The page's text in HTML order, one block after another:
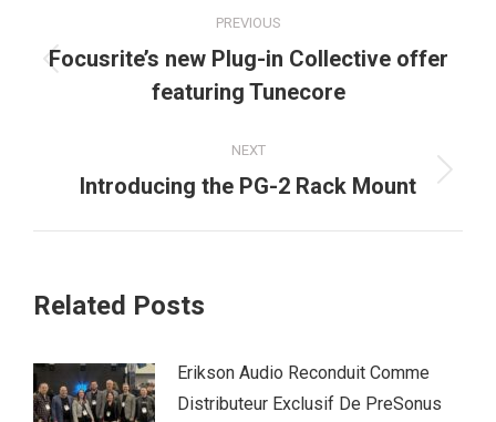
navigation
PREVIOUS
Previous
post:
Focusrite’s new Plug-in Collective offer
featuring Tunecore
NEXT
Next
Introducing the PG-2 Rack Mount
Related Posts
Erikson Audio Reconduit Comme
Distributeur Exclusif De PreSonus